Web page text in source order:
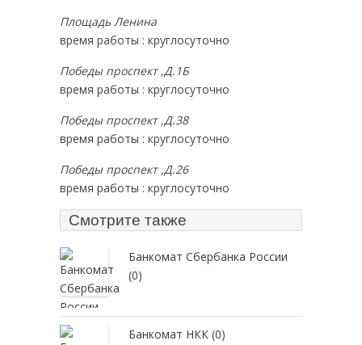
Площадь Ленина
время работы : круглосуточно
Победы проспект ,Д.1Б
время работы : круглосуточно
Победы проспект ,Д.38
время работы : круглосуточно
Победы проспект ,Д.26
время работы : круглосуточно
Смотрите также
Банкомат Сбербанка России
(0)
Банкомат НКК (0)